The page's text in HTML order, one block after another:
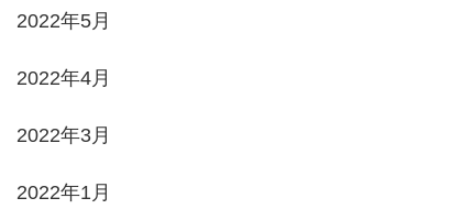
2022年5月
2022年4月
2022年3月
2022年1月